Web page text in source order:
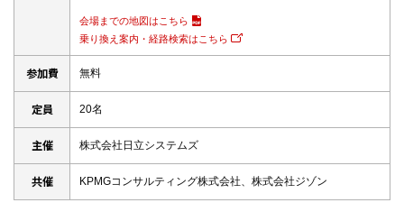
会場までの地図はこちら
乗り換え案内・経路検索はこちら
参加費 無料
定員 20名
主催 株式会社日立システムズ
共催 KPMGコンサルティング株式会社、株式会社ジゾン